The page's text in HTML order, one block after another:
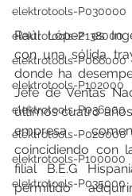
elektrotools-P030000
elektrotools-P138000
elektrotools-P066000
elektrotools-P102000
elektrotools-P036000
elektrotools-P020000
elektrotools-P100000
elektrotools-P035000
Raúl López es
con una sólida
donde ha
Jefe de Ventas
últimos cuatro
empresa
coincidiendo con
filial B.E.G
permitido